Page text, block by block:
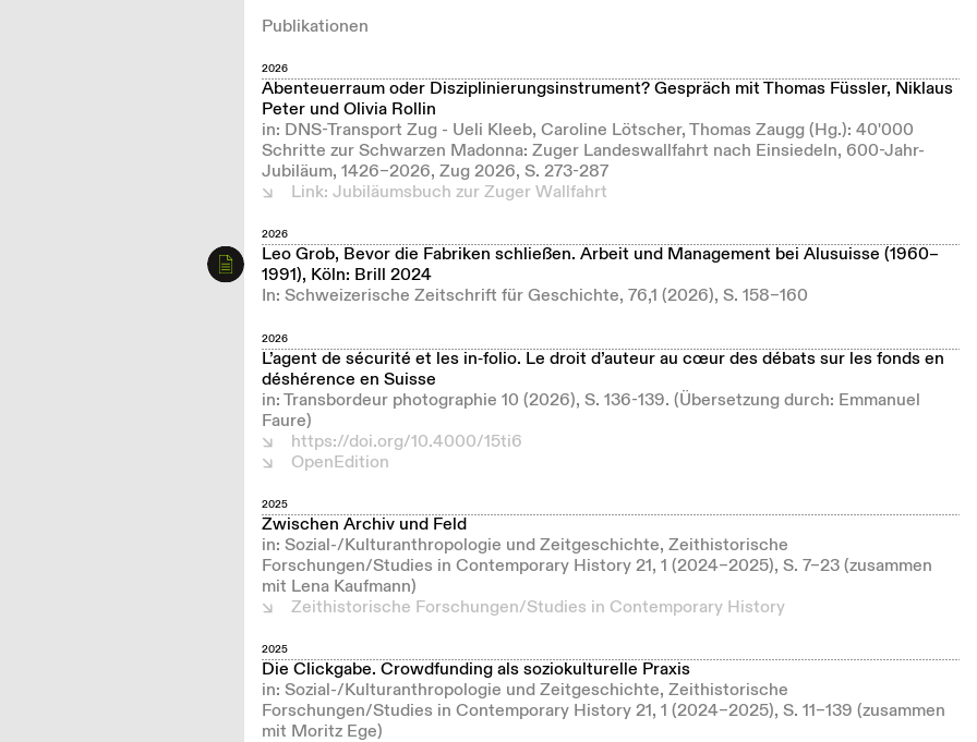
Publikationen
2026
Abenteuerraum oder Disziplinierungsinstrument? Gespräch mit Thomas Füssler, Niklaus
Peter und Olivia Rollin
in: DNS-Transport Zug - Ueli Kleeb, Caroline Lötscher, Thomas Zaugg (Hg.): 40'000
Schritte zur Schwarzen Madonna: Zuger Landeswallfahrt nach Einsiedeln, 600-Jahr-
Jubiläum, 1426–2026, Zug 2026, S. 273-287
Link: Jubiläumsbuch zur Zuger Wallfahrt
2026
Leo Grob, Bevor die Fabriken schließen. Arbeit und Management bei Alusuisse (1960–
1991), Köln: Brill 2024
In: Schweizerische Zeitschrift für Geschichte, 76,1 (2026), S. 158–160
2026
L’agent de sécurité et les in‑folio. Le droit d’auteur au cœur des débats sur les fonds en
déshérence en Suisse
in: Transbordeur photographie 10 (2026), S. 136-139. (Übersetzung durch: Emmanuel
Faure)
https://doi.org/10.4000/15ti6
OpenEdition
2025
Zwischen Archiv und Feld
in: Sozial-/Kulturanthropologie und Zeitgeschichte, Zeithistorische
Forschungen/Studies in Contemporary History 21, 1 (2024–2025), S. 7–23 (zusammen
mit Lena Kaufmann)
Zeithistorische Forschungen/Studies in Contemporary History
2025
Die Clickgabe. Crowdfunding als soziokulturelle Praxis
in: Sozial-/Kulturanthropologie und Zeitgeschichte, Zeithistorische
Forschungen/Studies in Contemporary History 21, 1 (2024–2025), S. 11–139 (zusammen
mit Moritz Ege)